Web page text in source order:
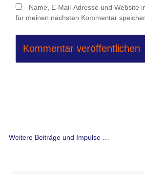
Name, E-Mail-Adresse und Website
für meinen nächsten Kommentar
Weitere Beiträge und Impulse …